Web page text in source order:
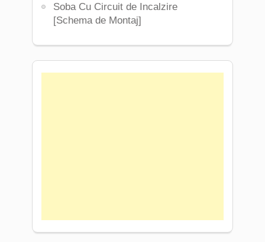
Soba Cu Circuit de Incalzire
[Schema de Montaj]